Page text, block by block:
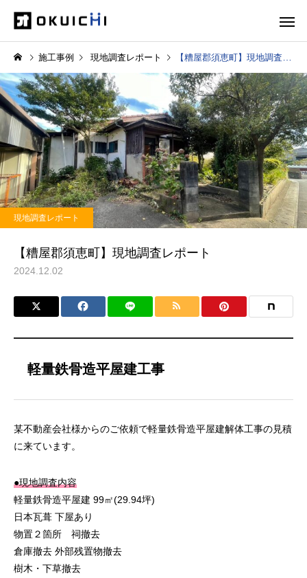
施工事例 現地調査レポート 【糟屋郡須恵町】現地調査レポート
現地調査レポート
【糟屋郡須恵町】現地調査レポート
2024.12.02
軽量鉄骨造平屋建工事
某不動産会社様からのご依頼で軽量鉄骨造平屋建解体工事の見積
に来ています。
●現地調査内容
軽量鉄骨造平屋建 99㎡(29.94坪)
日本瓦葺 下屋あり
物置２箇所 祠撤去
倉庫撤去 外部残置物撤去
樹木・下草撤去